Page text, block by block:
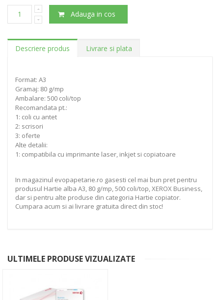
Adauga in cos
Descriere produs Livrare si plata
Format: A3
Gramaj: 80 g/mp
Ambalare: 500 coli/top
Recomandata pt.:
1: coli cu antet
2: scrisori
3: oferte
Alte detalii:
1: compatibila cu imprimante laser, inkjet si copiatoare
In magazinul evopapetarie.ro gasesti cel mai bun pret pentru
produsul Hartie alba A3, 80 g/mp, 500 coli/top, XEROX Business,
dar si pentru alte produse din categoria Hartie copiator.
Cumpara acum si ai livrare gratuita direct din stoc!
ULTIMELE PRODUSE VIZUALIZATE